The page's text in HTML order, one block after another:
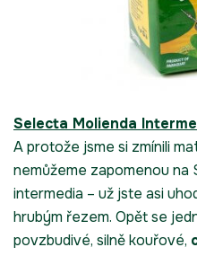
Selecta Molienda
A protože jsme si zmínili
nemůžeme zapomenou na
intermedia – už jste asi
hrubým řezem. Opět se
povzbudivé, silně kouřové,